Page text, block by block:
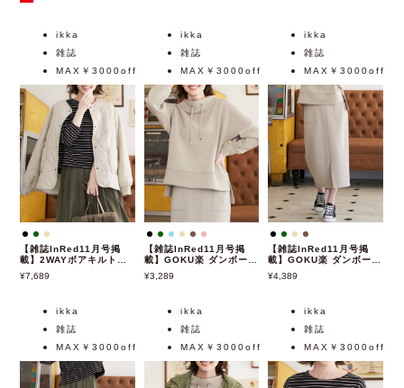
ikka
雑誌
MAX￥3000off
【雑誌InRed11月号掲
載】2WAYボアキルトブ
7,689
ikka
雑誌
MAX￥3000off
【雑誌InRed11月号掲
載】GOKU楽 ダンボール
ーバー【セットアップ対
3,289
ikka
雑誌
MAX￥3000off
【雑誌InRed11月号掲
載】GOKU楽 ダンボール
【セットアップ対応】
4,389
ikka
雑誌
MAX￥3000off
ikka
雑誌
MAX￥3000off
ikka
雑誌
MAX￥3000off